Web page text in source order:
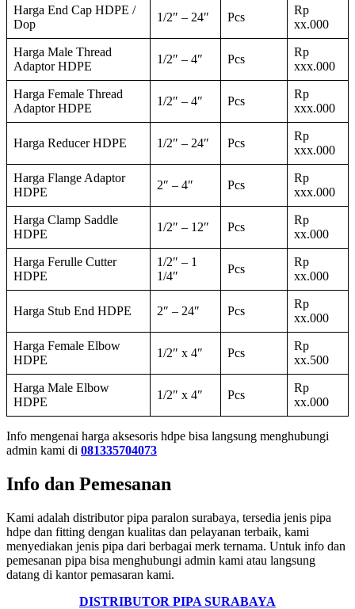
Harga End Cap HDPE /
Dop
1/2″ – 24″ Pcs
Rp
xx.000
Harga Male Thread
Adaptor HDPE
1/2″ – 4″ Pcs
Rp
xxx.000
Harga Female Thread
Adaptor HDPE
1/2″ – 4″ Pcs
Rp
xxx.000
Harga Reducer HDPE 1/2″ – 24″ Pcs
Rp
xxx.000
Harga Flange Adaptor
HDPE
2″ – 4″ Pcs
Rp
xxx.000
Harga Clamp Saddle
HDPE
1/2″ – 12″ Pcs
Rp
xx.000
Harga Ferulle Cutter
HDPE
1/2″ – 1
1/4″
Pcs
Rp
xx.000
Harga Stub End HDPE 2″ – 24″ Pcs
Rp
xx.000
Harga Female Elbow
HDPE
1/2″ x 4″ Pcs
Rp
xx.500
Harga Male Elbow
HDPE
1/2″ x 4″ Pcs
Rp
xx.000
Info mengenai harga aksesoris hdpe bisa langsung menghubungi
admin kami di 081335704073
Info dan Pemesanan
Kami adalah distributor pipa paralon surabaya, tersedia jenis pipa
hdpe dan fitting dengan kualitas dan pelayanan terbaik, kami
menyediakan jenis pipa dari berbagai merk ternama. Untuk info dan
pemesanan pipa bisa menghubungi admin kami atau langsung
datang di kantor pemasaran kami.
DISTRIBUTOR PIPA SURABAYA